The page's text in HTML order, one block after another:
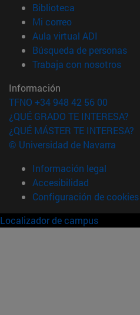
Biblioteca
Mi correo(abre en nueva
Aula virtual ADI
Búsqueda de personas
Trabaja con nosotros
Información
TFNO +34 948 42 56 00
¿QUÉ GRADO TE INTERESA?
¿QUÉ MÁSTER TE INTERESA?
© Universidad de Navarra
Información legal
Accesibilidad
Configuración de cookies
Localizador de campus